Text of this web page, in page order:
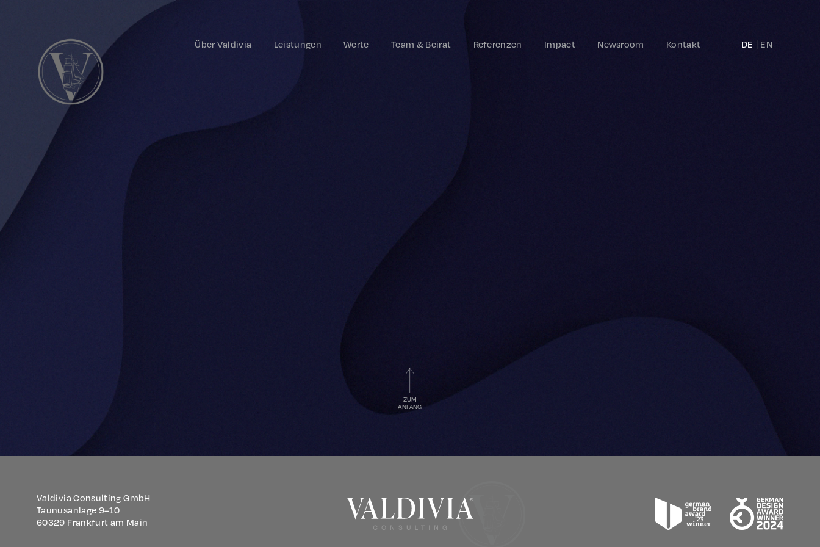
Über Valdivia Leistungen Werte Team & Beirat Referenzen Impact Newsroom Kontakt DE EN
ZUM
ANFANG
Valdivia Consulting GmbH
Taunusanlage 9–10
60329 Frankfurt am Main